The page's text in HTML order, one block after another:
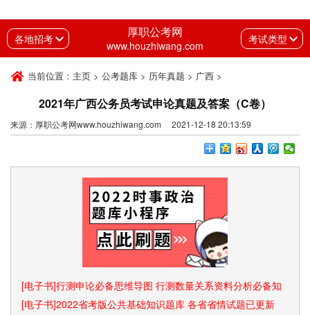
各地招考 厚职公考网
www.houzhiwang.com 考试类型
当前位置： 主页 > 公考题库 > 历年真题 > 广西 >
2021年广西公务员考试申论真题及答案（C卷）
来源：厚职公考网www.houzhiwang.com 2021-12-18 20:13:59
[电子书]行测申论必备思维导图 行测数量关系资料分析必备知
识点和速算技巧
[电子书]2022省考版公共基础知识题库 各省省情试题已更新